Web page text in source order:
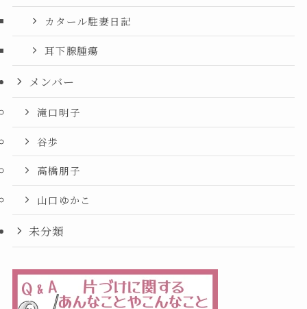
カタール駐妻日記
耳下腺腫瘍
メンバー
滝口明子
谷歩
高橋朋子
山口ゆかこ
未分類